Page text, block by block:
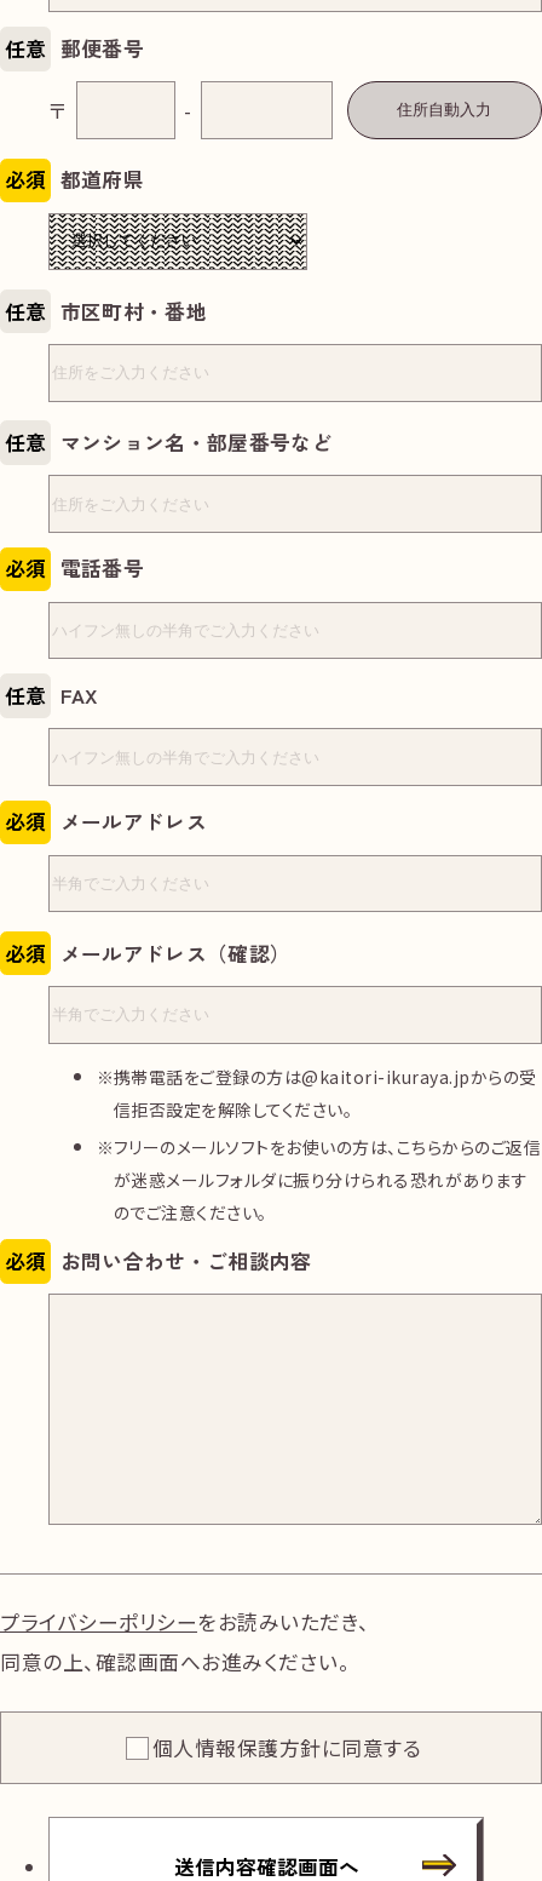
任意 郵便番号
〒 - 住所自動入力
必須 都道府県
任意 市区町村・番地
任意 マンション名・部屋番号など
必須 電話番号
任意 FAX
必須 メールアドレス
必須 メールアドレス（確認）
携帯電話をご登録の方は@kaitori-ikuraya.jpからの受
信拒否設定を解除してください。
フリーのメールソフトをお使いの方は、こちらからのご返信
が迷惑メールフォルダに振り分けられる恐れがあります
のでご注意ください。
必須 お問い合わせ・ご相談内容
プライバシーポリシーをお読みいただき、
同意の上、確認画面へお進みください。
個人情報保護方針に同意する
送信内容確認画面へ